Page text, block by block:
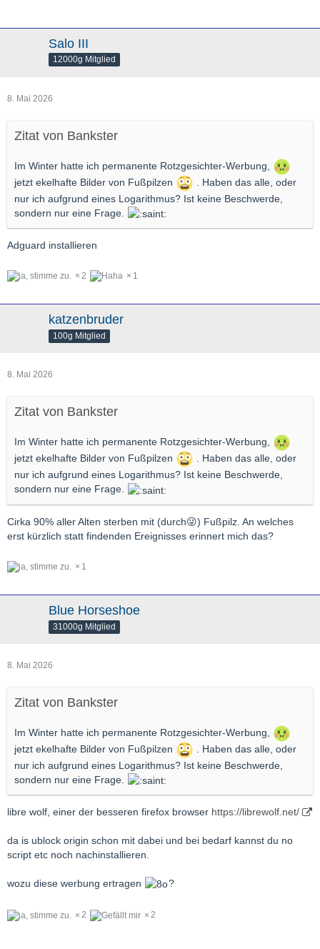
Salo III
12000g Mitglied
8. Mai 2026
Zitat von Bankster
Im Winter hatte ich permanente Rotzgesichter-Werbung,
jetzt ekelhafte Bilder von Fußpilzen
. Haben das alle, oder
nur ich aufgrund eines Logarithmus? Ist keine Beschwerde,
sondern nur eine Frage.
Adguard installieren
2 1
katzenbruder
100g Mitglied
8. Mai 2026
Zitat von Bankster
Im Winter hatte ich permanente Rotzgesichter-Werbung,
jetzt ekelhafte Bilder von Fußpilzen
. Haben das alle, oder
nur ich aufgrund eines Logarithmus? Ist keine Beschwerde,
sondern nur eine Frage.
Cirka 90% aller Alten sterben mit (durch😜) Fußpilz. An welches
erst kürzlich statt findenden Ereignisses erinnert mich das?
1
Blue Horseshoe
31000g Mitglied
8. Mai 2026
Zitat von Bankster
Im Winter hatte ich permanente Rotzgesichter-Werbung,
jetzt ekelhafte Bilder von Fußpilzen
. Haben das alle, oder
nur ich aufgrund eines Logarithmus? Ist keine Beschwerde,
sondern nur eine Frage.
libre wolf, einer der besseren firefox browser https://librewolf.net/
da is ublock origin schon mit dabei und bei bedarf kannst du no
script etc noch nachinstallieren.
wozu diese werbung ertragen ?
2 2